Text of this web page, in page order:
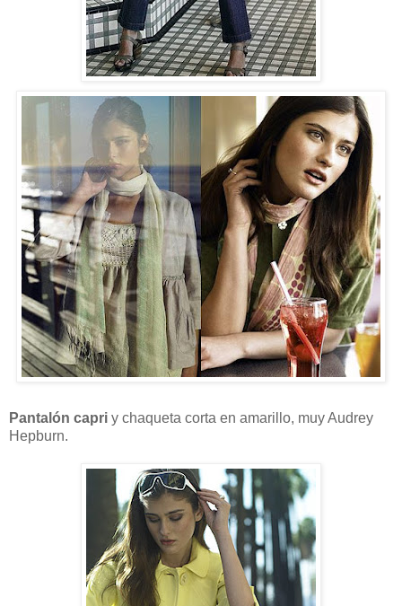
Pantalón capri y chaqueta corta en amarillo, muy Audrey
Hepburn.